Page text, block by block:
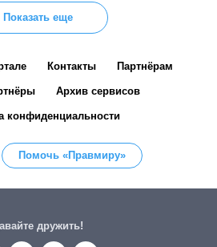
Показать еще
Контакты Партнёрам
Архив сервисов
конфиденциальности
Помочь «Правмиру»
дружить!